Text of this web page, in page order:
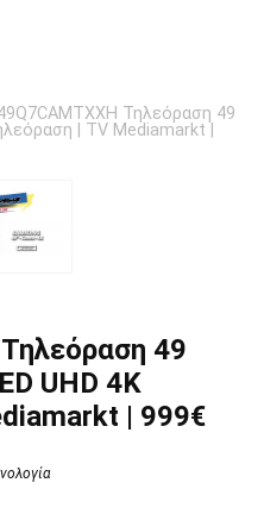
Τηλεόραση 49
| TV Mediamarkt |
49
UHD 4K
| 999€